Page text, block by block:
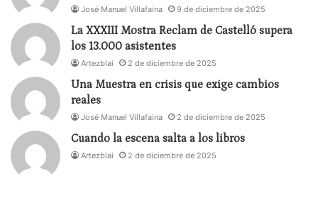
El Lorca a la mejor interpretación femenina de
Danza ha recaído enNieves Rosalespor su trabajo
en
MujerSilencio: Crónica de la frontera’.
Por último, el premio Lorca a la autoría teatral ha
sido para
Alfonso Zurro
de Teatro Clásico de Sevilla.
En la gala también se entregaron los premios que
José Manuel Villafaina 9 de diciembre de 2025
La XXXIII Mostra Reclam de Castelló supera
los 13.000 asistentes
Artezblai 2 de diciembre de 2025
Una Muestra en crisis que exige cambios
reales
José Manuel Villafaina 2 de diciembre de 2025
Cuando la escena salta a los libros
Artezblai 2 de diciembre de 2025